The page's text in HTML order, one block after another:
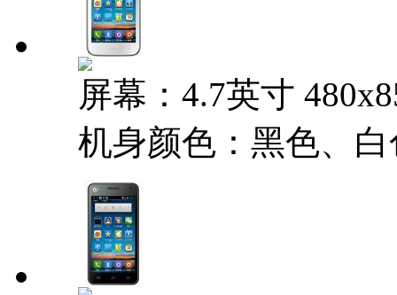
屏幕：4.7英寸
机身颜色：黑色、白